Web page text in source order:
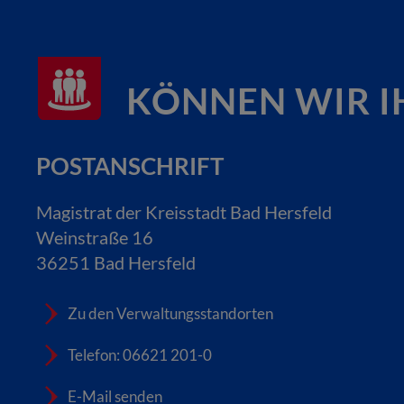
KÖNNEN WIR
POSTANSCHRIFT
Magistrat der Kreisstadt Bad Hersfeld
Weinstraße 16
36251 Bad Hersfeld
Zu den Verwaltungsstandorten
Telefon: 06621 201-0
E-Mail senden